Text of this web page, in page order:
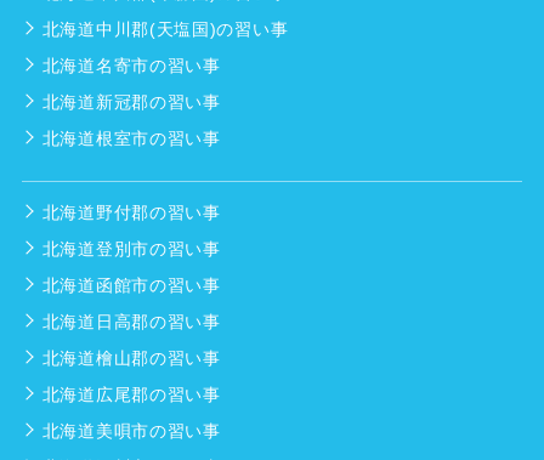
北海道中川郡(天塩国)の習い事
北海道名寄市の習い事
北海道新冠郡の習い事
北海道根室市の習い事
北海道野付郡の習い事
北海道登別市の習い事
北海道函館市の習い事
北海道日高郡の習い事
北海道檜山郡の習い事
北海道広尾郡の習い事
北海道美唄市の習い事